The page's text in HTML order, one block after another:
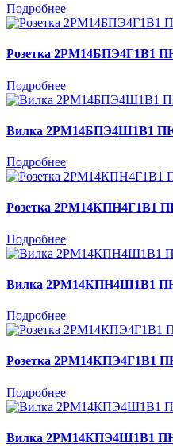
Подробнее
Розетка 2РМ14БПЭ4Г1В1
Подробнее
Вилка 2РМ14БПЭ4Ш1В1
Подробнее
Розетка 2РМ14КПН4Г1В1
Подробнее
Вилка 2РМ14КПН4Ш1В1
Подробнее
Розетка 2РМ14КПЭ4Г1В1
Подробнее
Вилка 2РМ14КПЭ4Ш1В1